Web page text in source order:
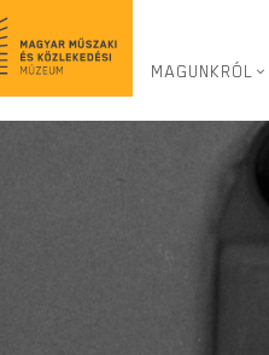
MAGUNKRÓL